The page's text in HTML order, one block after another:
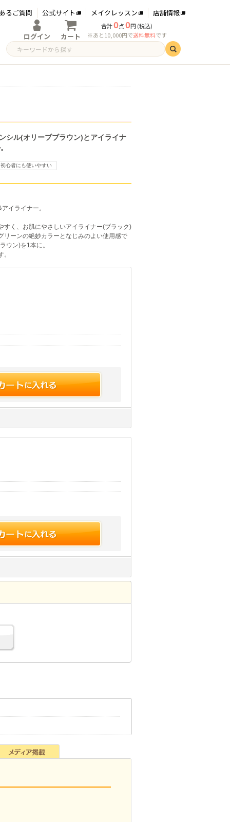
ログイン
ログイン
新規会員登録
カート
合計0点0円 (税込)
※あと10,000円で送料無料です
るご質問 公式サイト メイクレッスン 店舗情報
シル(オリーブブラウン)とアイライナ
初心者にも使いやすい
イライナー。
すく、お肌にやさしいアイライナー(ブラック)
リーンの絶妙カラーとなじみのよい使用感で
ウン)を1本に。